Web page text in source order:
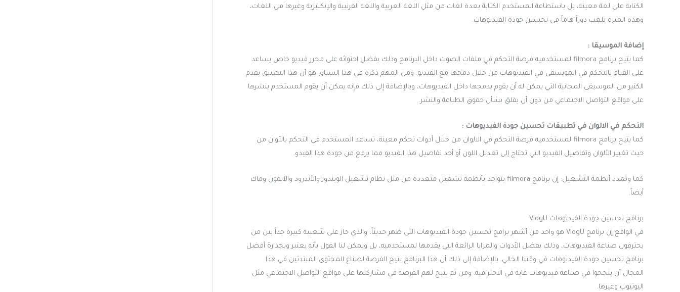
الكتابة على لغة معينة، بل باستطاعة المستخدم الكتابة بعدة لغات من مثل اللغة العربية واللغة الفرنيية والإنكليزية وغيرها من اللغات،
وهذه الميزة تلعب دوراً هاماً في تحسين جودة الفيديوهات.
إضافة الموسيقا :
كما يتيح برنامج filmora لمستخدميه فرصة التحكم في ملفات الصوت داخل البرنامج وذلك بفضل احتوائه على محرر فيديو خاص يساعد
على القيام بالتحكم في الموسيقى في الفيديوهات من خلال دمجها مع الفيديو. ومن المهم ذكره في هذا السياق هو أن هذا التطبيق يقدم
الكثير من الموسيقى المجانية التي يمكن له أن يقوم بدمجها داخل الفيديوهات، وبالإضافة إلى ذلك فإنه يمكن أن يقوم المستخدم بنشرها
على مواقع التواصل الاجتماعي من دون أن يقلق بشأن حقوق الطباعة والنشر.
التحكم في الالوان في تطبيقات تحسين جودة الفيديوهات :
كما يتيح برنامج filmora لمستخدميه فرصة التحكم في الالوان من خلال أدوات تحكم معينة، تساعد المستخدم في التحكم بالأوان من
حيث تغيير الألوان وتفاصيل الفيديو التي تحتاج إلى تعديل اللون أو أحد تفاصيل هذا الفيديو مما يرفع من جودة هذا الفيدو.
كما وتعدد أنظمة التشغيل: إن برنامج filmora يتواجد بأنظمة تشغيل متعددة من مثل نظام تشغيل الويندوز والأندرود والآيفون وماك
أيضاً.
برنامج تحسين جودة الفيديوهات VlogU
في الواقع إن برنامج VlogU هو واحد من أشهر برامج تحسين جودة الفيديوهات التي ظهر حديثاً، والذي حاز على شعبية كبيرة جداً بين من
يحترفون صناعة الفيديوهات، وذلك بفضل الأدوات والمزايا الرائعة التي يقدمها لمستخدميه، بل ويمكن لنا القول بأنه يعتبر وبجدارة أفضل
برنامج تحسين جودة الفيديوهات في وقتنا الحالي. بالإضافة إلى ذلك أن هذا البرنامج يتيح الفرصة لصناع المحتوى المبتدئين في هذا
المجال أن ينجحوا في صناعة فيديوهات غاية في الاحترافية. ومن ثم يتيح لهم الفرصة في مشاركتها على مواقع التواصل الاجتماعي مثل
اليوتيوب وغيرها.